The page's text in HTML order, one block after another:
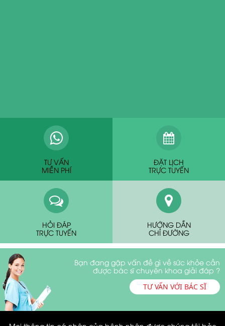
TƯ VẤN
MIỄN PHÍ
ĐẶT LỊCH
TRỰC TUYẾN
HỎI ĐÁP
TRỰC TUYẾN
HƯỚNG DẪN
CHỈ ĐƯỜNG
Bạn đang gặp vấn đề gì về sức khỏe cần
được bác sĩ chuyên khoa giải đáp ?
TƯ VẤN VỚI BÁC SĨ